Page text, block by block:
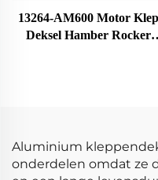
13264-AM600 Motor Klep
Deksel Hamber Rocker
Aluminium
onderdelen omdat ze